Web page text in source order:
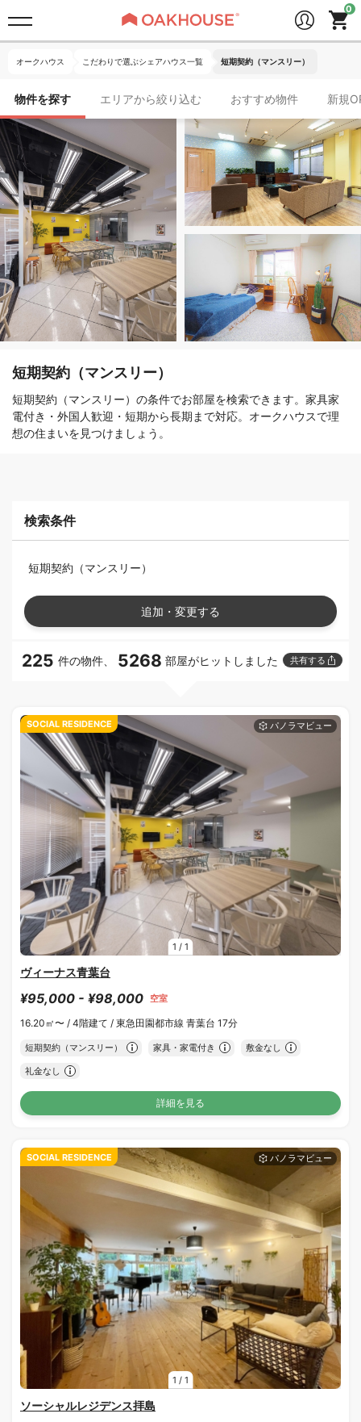
オークハウス こだわりで選ぶシェアハウス一覧 短期契約（マンスリー）
物件を探す エリアから絞り込む おすすめ物件 新規
短期契約（マンスリー）
短期契約（マンスリー）の条件でお部屋を検索できます。家具家
電付き・外国人歓迎・短期から長期まで対応。オークハウスで理
想の住まいを見つけましょう。
検索条件
短期契約（マンスリー）
追加・変更する
225 件の物件、 5268 部屋がヒットしました 共有する
1 / 1
SOCIAL RESIDENCE
ヴィーナス青葉台
¥95,000 - ¥98,000 空室
16.20㎡〜 / 4階建て / 東急田園都市線 青葉台 17分
短期契約（マンスリー） 家具・家電付き 敷金なし
礼金なし
詳細を見る
1 / 1
SOCIAL RESIDENCE
ソーシャルレジデンス拝島